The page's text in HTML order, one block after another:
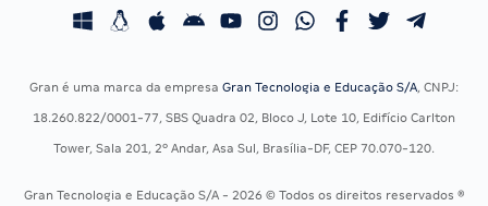
Concursos Fiscais
Concursos Saúde
Calendário OAB
Gran é uma marca da empresa Gran Tecnologia e Educação S/A, CNPJ:
18.260.822/0001-77, SBS Quadra 02, Bloco J, Lote 10, Edifício Carlton
Tower, Sala 201, 2º Andar, Asa Sul, Brasília-DF, CEP 70.070-120.
Gran Tecnologia e Educação S/A - 2026 © Todos os direitos reservados ®